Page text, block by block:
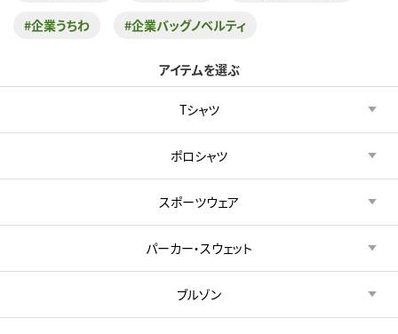
#企業うちわ #企業バッグノベルティ
アイテムを選ぶ
Tシャツ
ポロシャツ
スポーツウェア
パーカー・スウェット
ブルゾン